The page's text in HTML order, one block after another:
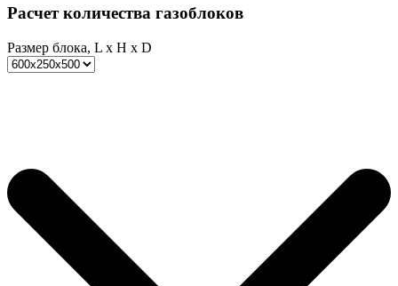
Расчет количества газоблоков
Размер блока, L x H x D